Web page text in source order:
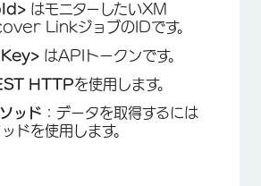
はモニターしたいXM
LinkジョブのIDです。
はAPIトークンです。
HTTPを使用します。
ッド ：データを取得するには
ドを使用します。